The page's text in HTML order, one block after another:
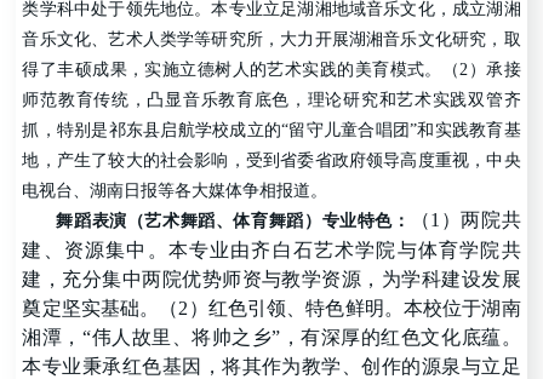
类学科中处于领先地位。本专业立足湖湘地域音乐文化，成立湖湘
音乐文化、艺术人类学等研究所，大力开展湖湘音乐文化研究，取
得了丰硕成果，实施立德树人的艺术实践的美育模式。（2）承接
师范教育传统，凸显音乐教育底色，理论研究和艺术实践双管齐
抓，特别是祁东县启航学校成立的“留守儿童合唱团”和实践教育基
地，产生了较大的社会影响，受到省委省政府领导高度重视，中央
电视台、湖南日报等各大媒体争相报道。
舞蹈表演 （艺术舞蹈、体育舞蹈 ） 专业特色：
（1）两院共
建、资源集中。本专业由齐白石艺术学院与体育学院共
建，充分集中两院优势师资与教学资源，为学科建设发展
奠定坚实基础。（2）红色引领、特色鲜明。本校位于湖南
湘潭，“伟人故里、将帅之乡” ，有深厚的红色文化底蕴。
本专业秉承红色基因，将其作为教学、创作的源泉与立足